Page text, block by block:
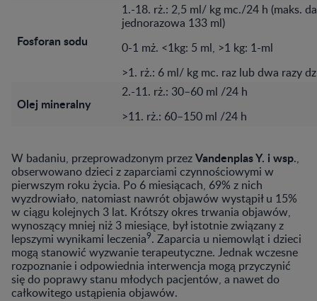
Fosforan sodu
1.-18. rż.: 2,5 ml/ kg mc./24 h (maks.
jednorazowa 133 ml)
0-1 mż. <1kg: 5 ml, >1 kg: 1-ml
>1. rż.: 6 ml/ kg mc. raz lub dwa razy
Olej mineralny
2.-11. rż.: 30–60 ml /24 h
>11. rż.: 60–150 ml /24 h
W badaniu, przeprowadzonym przezVandenplas Y. i wsp.,
obserwowano dzieci z zaparciami czynnościowymi w
pierwszym roku życia. Po 6 miesiącach, 69% z nich
wyzdrowiało, natomiast nawrót objawów wystąpił u 15%
w ciągu kolejnych 3 lat. Krótszy okres trwania objawów,
wynoszący mniej niż 3 miesiące, był istotnie związany z
lepszymi wynikami leczenia9. Zaparcia u niemowląt i dzieci
mogą stanowić wyzwanie terapeutyczne. Jednak wczesne
rozpoznanie i odpowiednia interwencja mogą przyczynić
się do poprawy stanu młodych pacjentów, a nawet do
całkowitego ustąpienia objawów.